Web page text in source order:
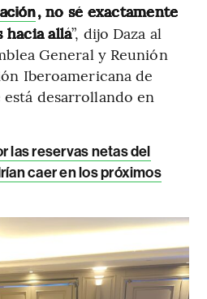
, no sé exactamente
hacia allá”, dijo Daza al
General y Reunión
Iberoamericana de
está desarrollando en
las reservas netas del
caer en los próximos